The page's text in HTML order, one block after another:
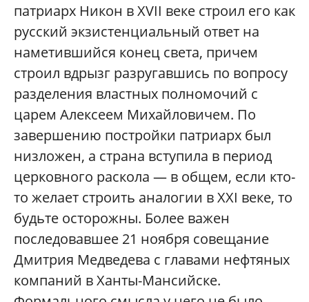
патриарх Никон в XVII веке строил его как
русский экзистенциальный ответ на
наметившийся конец света, причем
строил вдрызг разругавшись по вопросу
разделения властных полномочий с
царем Алексеем Михайловичем. По
завершению постройки патриарх был
низложен, а страна вступила в период
церковного раскола — в общем, если кто-
то желает строить аналогии в XXI веке, то
будьте осторожны. Более важен
последовавшее 21 ноября совещание
Дмитрия Медведева с главами нефтяных
компаний в Ханты-Мансийске.